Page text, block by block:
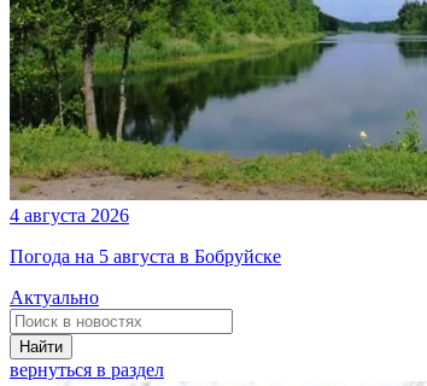
4 августа 2026
Погода на 5 августа в Бобруйске
Актуально
Найти
вернуться в раздел